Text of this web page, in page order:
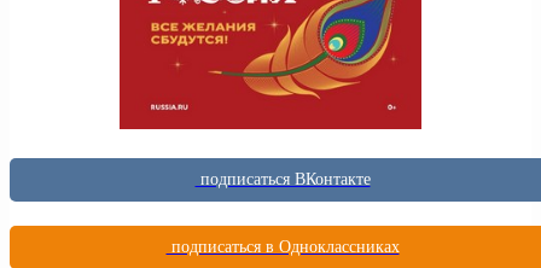
подписаться ВКонтакте
подписаться в Одноклассниках